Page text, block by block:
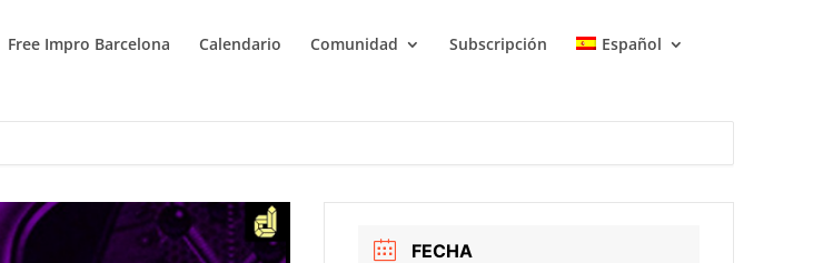
Free Impro Barcelona Calendario Comunidad Subscripción Español
FECHA